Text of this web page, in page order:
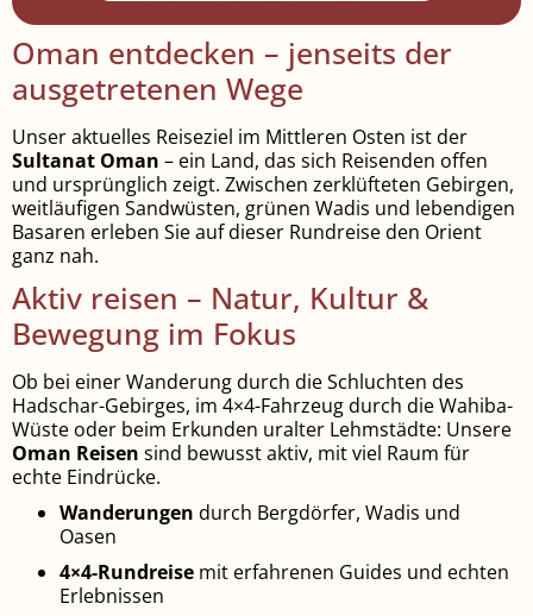
Oman entdecken – jenseits der
ausgetretenen Wege
Unser aktuelles Reiseziel im Mittleren Osten ist der
Sultanat Oman – ein Land, das sich Reisenden offen
und ursprünglich zeigt. Zwischen zerklüfteten Gebirgen,
weitläufigen Sandwüsten, grünen Wadis und lebendigen
Basaren erleben Sie auf dieser Rundreise den Orient
ganz nah.
Aktiv reisen – Natur, Kultur &
Bewegung im Fokus
Ob bei einer Wanderung durch die Schluchten des
Hadschar-Gebirges, im 4×4-Fahrzeug durch die Wahiba-
Wüste oder beim Erkunden uralter Lehmstädte: Unsere
Oman Reisen sind bewusst aktiv, mit viel Raum für
echte Eindrücke.
Wanderungen durch Bergdörfer, Wadis und
Oasen
4×4-Rundreise mit erfahrenen Guides und echten
Erlebnissen